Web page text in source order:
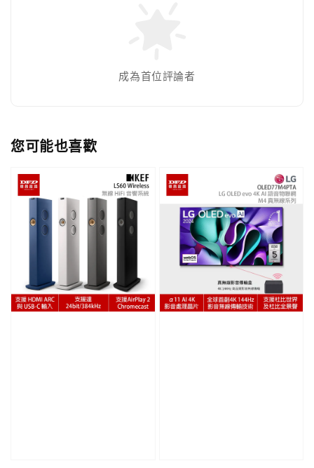
成為首位評論者
您可能也喜歡